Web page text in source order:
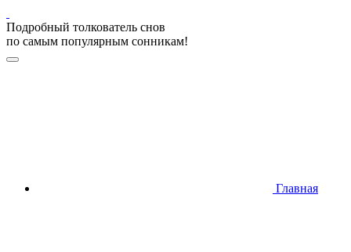
Подробный толкователь снов
по самым популярным сонникам!
Главная